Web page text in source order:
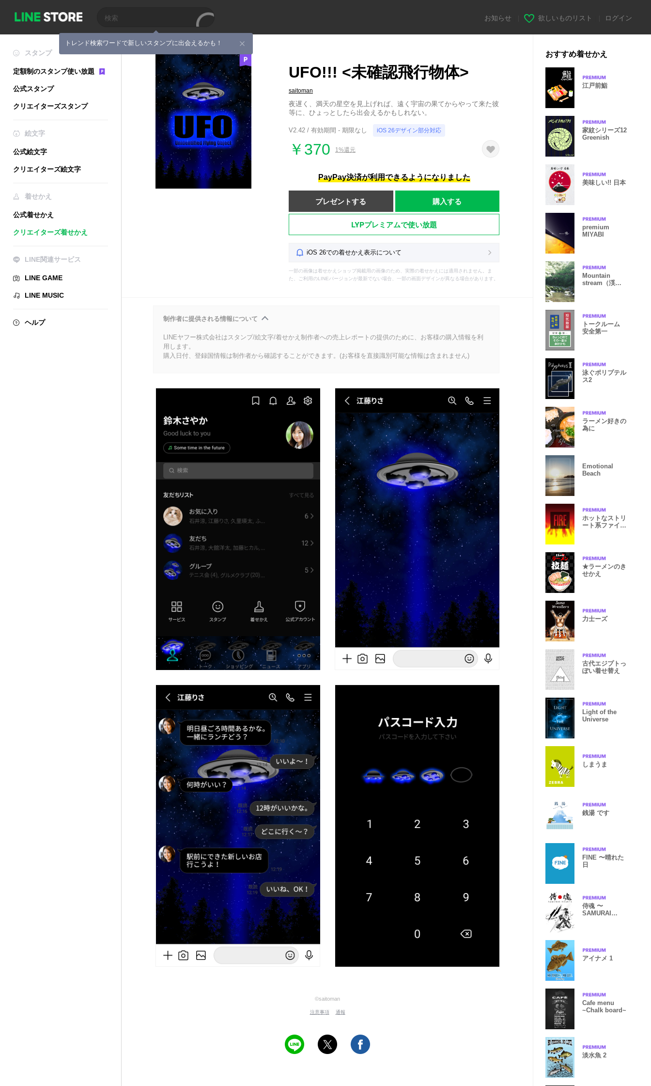
トレンド検索ワードで新しいスタンプに出会えるかも！
お知らせ 欲しいものリスト ログイン
スタンプ
定額制のスタンプ使い放題
公式スタンプ
クリエイターズスタンプ
絵文字
公式絵文字
クリエイターズ絵文字
着せかえ
公式着せかえ
クリエイターズ着せかえ
LINE関連サービス
LINE GAME
LINE MUSIC
ヘルプ
UFO!!! <未確認飛行物体>
saitoman
夜遅く、満天の星空を見上げれば、遠く宇宙の果てからやって来た彼
等に、ひょっとしたら出会えるかもしれない。
V2.42 / 有効期間 - 期限なし iOS 26デザイン部分対応
￥370 1%還元
PayPay決済が利用できるようになりました
プレゼントする 購入する
LYPプレミアムで使い放題
iOS 26での着せかえ表示について
一部の画像は着せかえショップ掲載用の画像のため、実際の着せかえには適用されません。ま
た、ご利用のLINEバージョンが最新でない場合、一部の画面デザインが異なる場合があります。
制作者に提供される情報について
LINEヤフー株式会社はスタンプ/絵文字/着せかえ制作者への売上レポートの提供のために、お客様の購入情報を利
用します。
購入日付、登録国情報は制作者から確認することができます。(お客様を直接識別可能な情報は含まれません)
©saitoman
注意事項 通報
おすすめ着せかえ
江戸前鮨
家紋シリーズ12
Greenish
美味しい!! 日本
premium
MIYABI
Mountain
stream（渓
トークルーム
安全第一
泳ぐポリプテル
ス2
ラーメン好きの
為に
Emotional
Beach
ホットなストリ
ート系ファイヤ
★ラーメンのき
せかえ
力士ーズ
古代エジプトっ
ぽい着せ替え
Light of the
Universe
しまうま
銭湯 です
FINE 〜晴れた
日
侍魂 〜
SAMURAI
アイナメ 1
Cafe menu
~Chalk board~
淡水魚 2